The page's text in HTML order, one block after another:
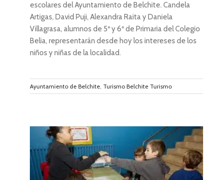
escolares del Ayuntamiento de Belchite. Candela
Artigas, David Puji, Alexandra Raita y Daniela
Villagrasa, alumnos de 5º y 6º de Primaria del Colegio
Belia, representarán desde hoy los intereses de los
niños y niñas de la localidad.
Ayuntamiento de Belchite, Turismo Belchite Turismo